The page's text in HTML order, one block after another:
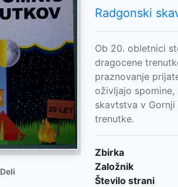
Deli
Radgonski
Ob 20. obletnici
dragocene
praznovanje
oživljajo
skavtstva v
trenutke.
Zbirka
Založnik
Število strani